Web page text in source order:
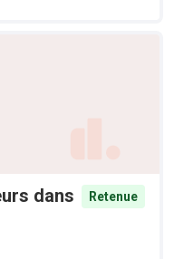
dans
Retenue